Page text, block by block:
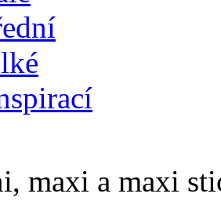
maxi a maxi